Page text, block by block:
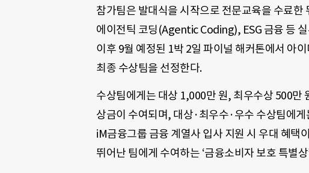
참가팀은 발대식을 시작으로 전문교육을 수료
에이전틱 코딩(Agentic Coding), ESG 금융 등
이후 9월 예정된 1박 2일 파이널 해커톤에서 아
최종 수상팀을 선정한다.
수상팀에게는 대상 1,000만 원, 최우수상 500만
상금이 수여되며, 대상·최우수·우수 수상팀에
iM금융그룹 금융 계열사 입사 지원 시 우대 혜택
뛰어난 팀에게 수여하는 ‘금융소비자 보호 특별